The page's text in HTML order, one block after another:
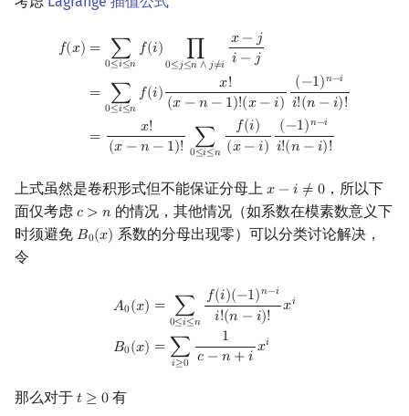
𝑓(𝑥) = ∑
0≤𝑖≤𝑛
𝑓(𝑖) ∏
0≤𝑗≤𝑛 ∧𝑗≠𝑖
𝑥−𝑗
𝑖 −𝑗
= ∑
0≤𝑖≤𝑛
𝑓(𝑖) 𝑥!
(𝑥 −𝑛 − 1)!(𝑥−𝑖)
(−1)𝑛−𝑖
𝑖!(𝑛 −𝑖)!
=
𝑥!
(𝑥 −𝑛 − 1)! ∑
0≤𝑖≤𝑛
𝑓(𝑖)
(𝑥−𝑖)
(−1)𝑛−𝑖
𝑖!(𝑛 −𝑖)!
≤i≤ n ∏0≤j n∧j −ji− ≤i ≤nf
上式虽然是卷积形式但不能保证分母上 𝑥 −𝑖 ≠ 0
x−i≠ 0
，所以下
面仅考虑 𝑐 > 𝑛
c >n
的情况，其他情况（如系数在模素数意义下
时须避免 𝐵0(𝑥)
B0(x) 系数的分母出现零）可以分类讨论解决，
令
𝐴0(𝑥) = ∑
0≤𝑖≤𝑛
𝑓(𝑖)(−1)𝑛−𝑖
𝑖!(𝑛 −𝑖)! 𝑥𝑖
𝐵0(𝑥) = ∑
𝑖≥0
1
𝑐 −𝑛 +𝑖 𝑥𝑖
≤n ( ) n−ii! n−i)!xiB0(x)= i
那么对于 𝑡 ≥ 0
t ≥0 有